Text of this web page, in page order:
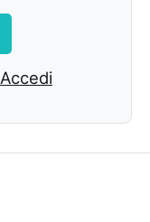
Accedi